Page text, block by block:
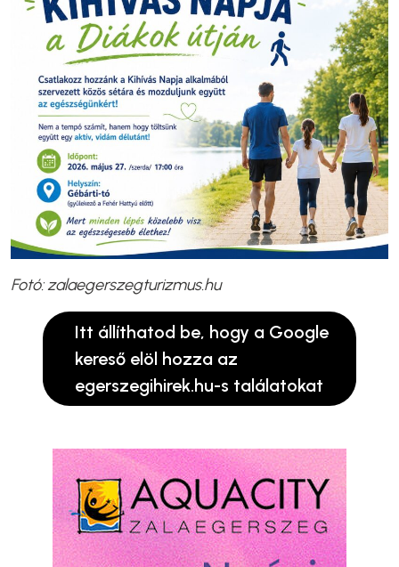
Fotó: zalaegerszegturizmus.hu
Itt állíthatod be, hogy a Google
kereső elöl hozza az
egerszegihirek.hu-s találatokat